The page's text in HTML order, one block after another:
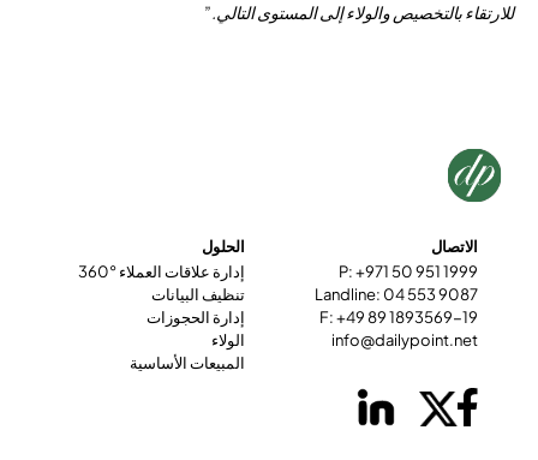
للارتقاء بالتخصيص والولاء إلى المستوى التالي.”
الاتصال
P: +971 50 951 1999
Landline: 04 553 9087
F: +49 89 1893569-19
info@dailypoint.net
الحلول
إدارة علاقات العملاء °360
تنظيف البيانات
إدارة الحجوزات
الولاء
المبيعات الأساسية